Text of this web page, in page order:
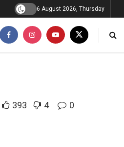
6 August 2026, Thursday
393 4 0